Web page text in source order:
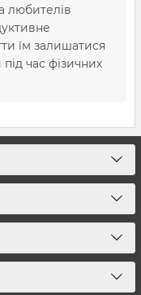
любителів
їм залишатися
час фізичних